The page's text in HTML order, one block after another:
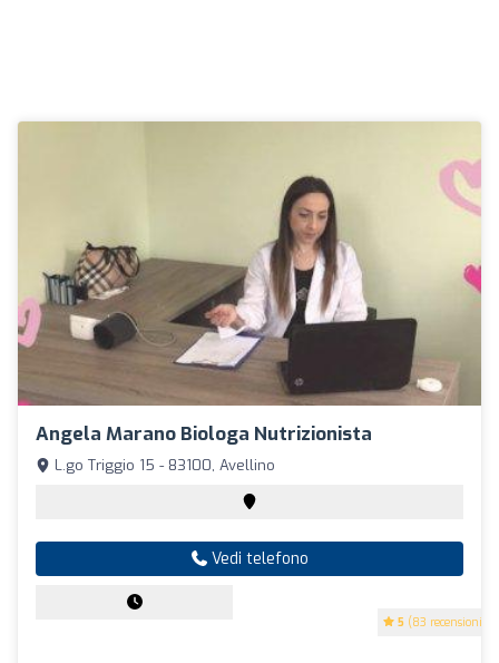
Angela Marano Biologa Nutrizionista
5 (83 recensioni)
L.go Triggio 15 - 83100, Avellino
Vedi telefono